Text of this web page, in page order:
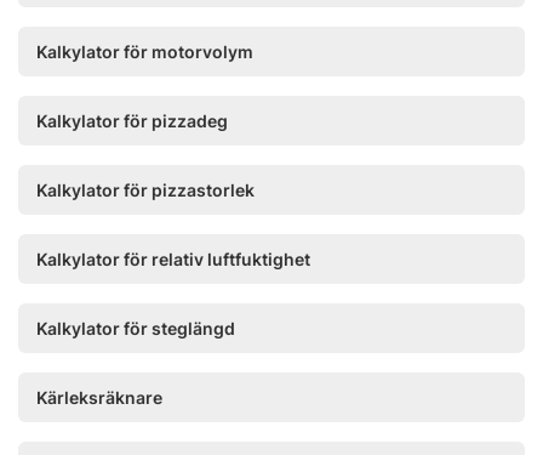
Kalkylator för motorvolym
Kalkylator för pizzadeg
Kalkylator för pizzastorlek
Kalkylator för relativ luftfuktighet
Kalkylator för steglängd
Kärleksräknare